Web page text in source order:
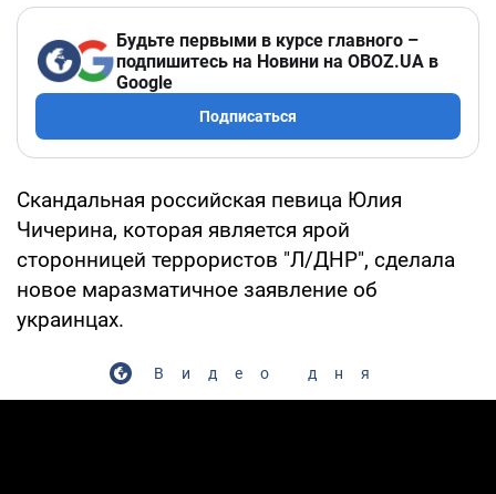
Будьте первыми в курсе главного –
подпишитесь на Новини на OBOZ.UA в
Google
Подписаться
Скандальная российская певица Юлия
Чичерина, которая является ярой
сторонницей террористов "Л/ДНР", сделала
новое маразматичное заявление об
украинцах.
Видео дня